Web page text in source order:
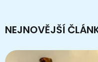
NEJNOVĚJŠÍ